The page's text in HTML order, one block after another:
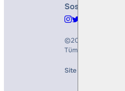
Sosyal Medya
©2026
Tüm Hakları Saklıdır
Site Creation &